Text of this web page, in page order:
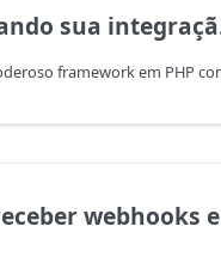
integração OpenPix com Laravel
em sua aplicação Laravel